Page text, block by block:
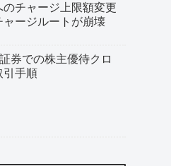
のチャージ上限額変更
ャージルートが崩壊
券での株主優待クロ
引手順